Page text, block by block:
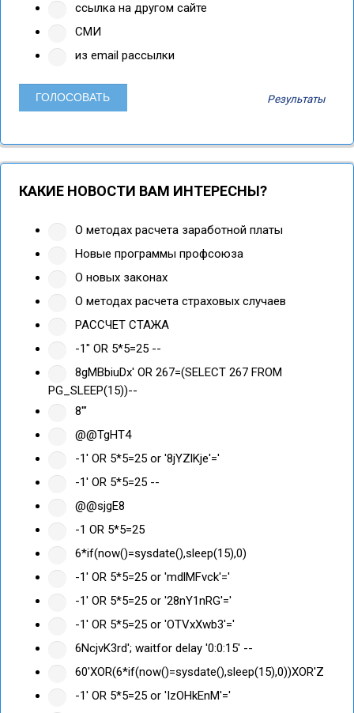
ссылка на другом сайте
СМИ
из email рассылки
Результаты
КАКИЕ НОВОСТИ ВАМ ИНТЕРЕСНЫ?
О методах расчета заработной платы
Новые программы профсоюза
О новых законах
О методах расчета страховых случаев
РАССЧЕТ СТАЖА
-1" OR 5*5=25 --
8gMBbiuDx' OR 267=(SELECT 267 FROM
PG_SLEEP(15))--
8'"
@@TgHT4
-1' OR 5*5=25 or '8jYZlKje'='
-1' OR 5*5=25 --
@@sjgE8
-1 OR 5*5=25
6*if(now()=sysdate(),sleep(15),0)
-1' OR 5*5=25 or 'mdlMFvck'='
-1' OR 5*5=25 or '28nY1nRG'='
-1' OR 5*5=25 or 'OTVxXwb3'='
6NcjvK3rd'; waitfor delay '0:0:15' --
60'XOR(6*if(now()=sysdate(),sleep(15),0))XOR'Z
-1' OR 5*5=25 or 'IzOHkEnM'='